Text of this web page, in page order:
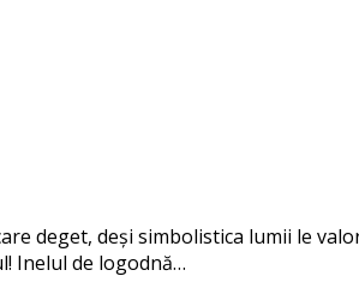
deget, deși simbolistica lumii le
Inelul de logodnă…